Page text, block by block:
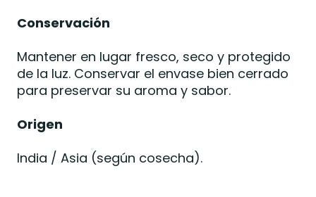
Conservación
Mantener en lugar fresco, seco y protegido
de la luz. Conservar el envase bien cerrado
para preservar su aroma y sabor.
Origen
India / Asia (según cosecha).